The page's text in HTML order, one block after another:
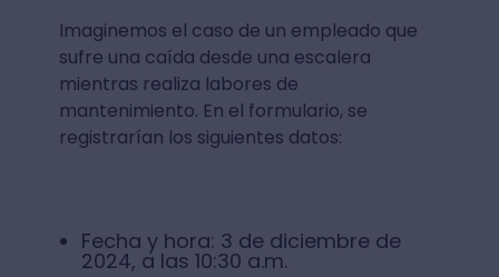
Imaginemos el caso de un empleado que
sufre una caída desde una escalera
mientras realiza labores de
mantenimiento. En el formulario, se
registrarían los siguientes datos:
Fecha y hora: 3 de diciembre de
2024, a las 10:30 a.m.